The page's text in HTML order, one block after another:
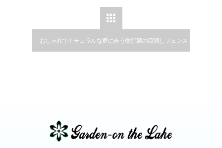

おしゃれでナチュラルな庭に合う樹脂製の目隠しフェンス